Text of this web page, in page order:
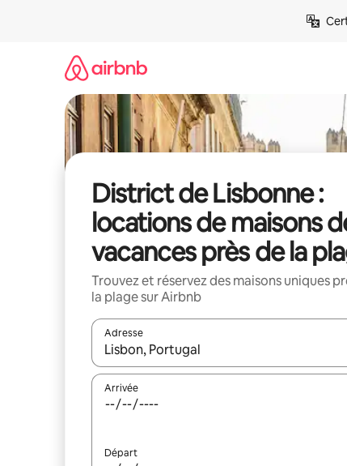
District de Lisbonne :
locations de maisons
vacances près de la
Trouvez et réservez des maisons uniques
la plage sur Airbnb
Adresse
Lorsque les résultats s'affichent, utilisez les
Arrivée
Départ